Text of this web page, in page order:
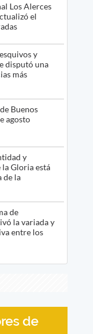
Los Alerces
el
y
disputó una
más
Buenos
agosto
y
Gloria está
de la
de
la variada y
entre los
de